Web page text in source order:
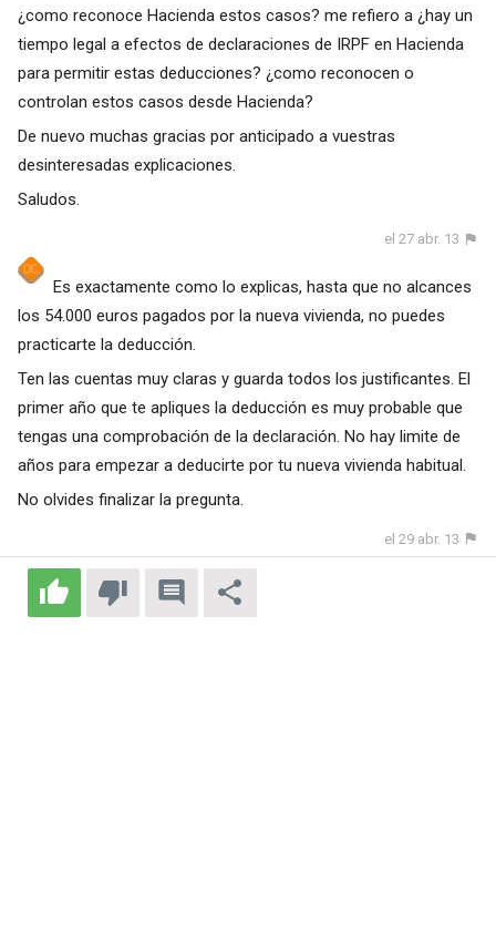
¿como reconoce Hacienda estos casos? me refiero a ¿hay un
tiempo legal a efectos de declaraciones de IRPF en Hacienda
para permitir estas deducciones? ¿como reconocen o
controlan estos casos desde Hacienda?
De nuevo muchas gracias por anticipado a vuestras
desinteresadas explicaciones.
Saludos.
el 27 abr. 13
Es exactamente como lo explicas, hasta que no alcances
los 54.000 euros pagados por la nueva vivienda, no puedes
practicarte la deducción.
Ten las cuentas muy claras y guarda todos los justificantes. El
primer año que te apliques la deducción es muy probable que
tengas una comprobación de la declaración. No hay limite de
años para empezar a deducirte por tu nueva vivienda habitual.
No olvides finalizar la pregunta.
el 29 abr. 13